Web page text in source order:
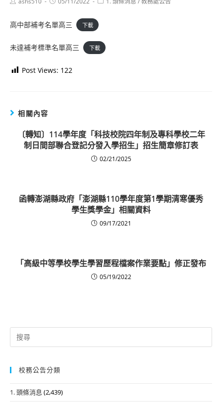
高中部補考名單高三 下載
未達補考標準名單高三 下載
Post Views: 122
相關內容
〔轉知〕114學年度「科技校院四年制及專科學校二年
制日間部聯合登記分發入學招生」招生簡章修訂表
02/21/2025
函轉澎湖縣政府「澎湖縣110學年度第1學期清寒優秀
學生獎學金」相關資料
09/17/2021
「高級中等學校學生學習歷程檔案作業要點」修正發布
05/19/2022
Search
for:
校務公告分類
1. 頭條消息 (2,439)